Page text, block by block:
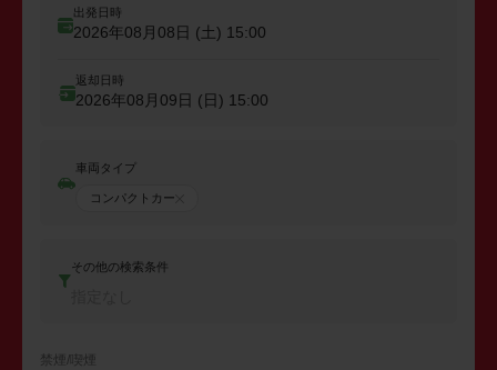
出発日時
2026年08月08日 (土) 15:00
返却日時
2026年08月09日 (日) 15:00
車両タイプ
コンパクトカー
その他の検索条件
禁煙/喫煙